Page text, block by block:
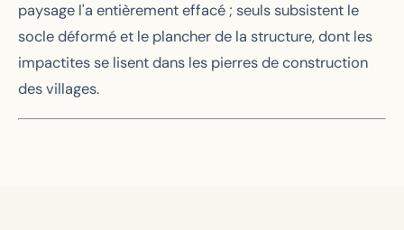
paysage l'a entièrement effacé ; seuls subsistent le
socle déformé et le plancher de la structure, dont les
impactites se lisent dans les pierres de construction
des villages.